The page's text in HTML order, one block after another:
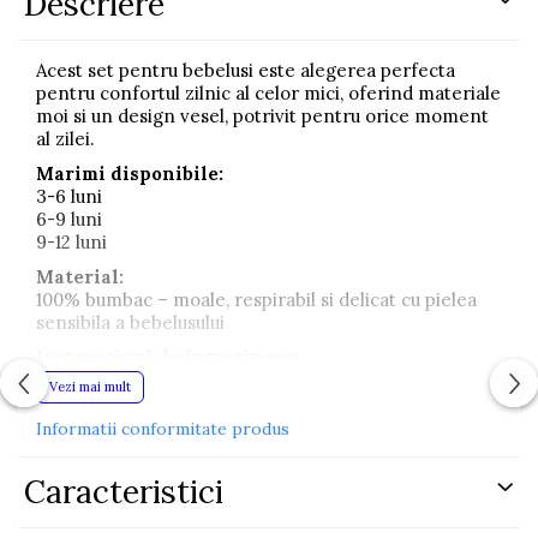
Acest set pentru bebelusi este alegerea perfecta
pentru confortul zilnic al celor mici, oferind materiale
moi si un design vesel, potrivit pentru orice moment
al zilei.
Marimi disponibile:
3-6 luni
6-9 luni
9-12 luni
Material:
100% bumbac – moale, respirabil si delicat cu pielea
sensibila a bebelusului
Se spala la 30 grade pentru a mentine calitatea
materialului
Setul este format din tricou cu maneca scurta si
de alb si albastru. Imprimeul simpatic ofera un aspect
jucaus si modern, potrivit pentru tinutele de zi cu zi.
Vezi mai mult
Informatii conformitate produs
Caracteristici